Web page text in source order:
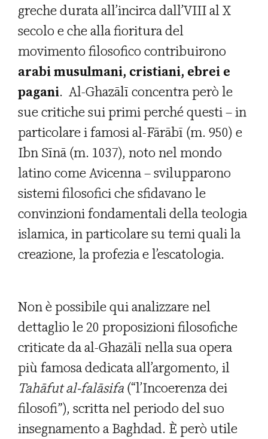
greche durata all’incirca dall’VIII al X
secolo e che alla fioritura del
movimento filosofico contribuirono
arabi musulmani, cristiani, ebrei e
pagani. Al-Ghazālī concentra però le
sue critiche sui primi perché questi – in
particolare i famosi al-Fārābī (m. 950) e
Ibn Sīnā (m. 1037), noto nel mondo
latino come Avicenna – svilupparono
sistemi filosofici che sfidavano le
convinzioni fondamentali della teologia
islamica, in particolare su temi quali la
creazione, la profezia e l’escatologia.
Non è possibile qui analizzare nel
dettaglio le 20 proposizioni filosofiche
criticate da al-Ghazālī nella sua opera
più famosa dedicata all’argomento, il
Tahāfut al-falāsifa (“l’Incoerenza dei
filosofi”), scritta nel periodo del suo
insegnamento a Baghdad. È però utile